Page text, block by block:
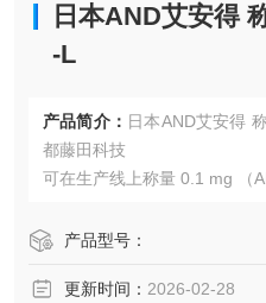
日本AND艾安得 称重器 大容量天平GF
-L
产品简介： 日本AND艾安得 称重器 大容量天平GF-L ——成
都藤田科技
可在生产线上称量 0.1 mg （
高、尺寸非常紧凑等特点，
・宽度为 80 mm 的紧凑型称
产品型号：
更新时间： 2026-02-28